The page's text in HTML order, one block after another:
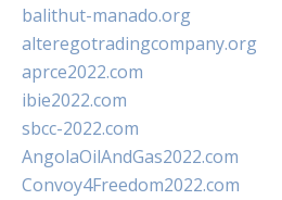
balithut-manado.org
alteregotradingcompany.org
aprce2022.com
ibie2022.com
sbcc-2022.com
AngolaOilAndGas2022.com
Convoy4Freedom2022.com